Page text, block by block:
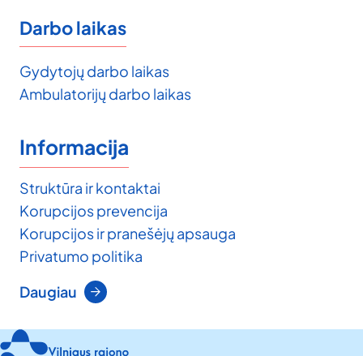
Darbo laikas
Gydytojų darbo laikas
Ambulatorijų darbo laikas
Informacija
Struktūra ir kontaktai
Korupcijos prevencija
Korupcijos ir pranešėjų apsauga
Privatumo politika
Daugiau